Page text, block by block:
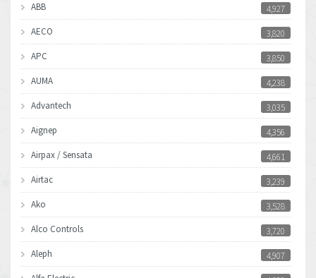
ABB
4,927
AECO
3,820
APC
3,850
AUMA
4,238
Advantech
3,035
Aignep
4,356
Airpax / Sensata
4,661
Airtac
3,239
Ako
3,528
Alco Controls
3,720
Aleph
4,907